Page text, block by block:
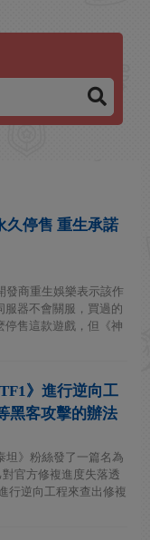
久停售 重生承諾
發商重生娛樂表示該作
服器不會關服，買過的
停售這款遊戲，但《神
》進行逆向工
黑客攻擊的辦法
坦》粉絲發了一篇名為
官方修複進度失落透
行逆向工程來查出修複